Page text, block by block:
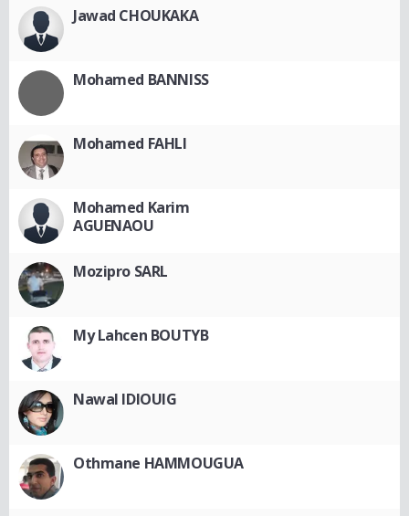
Jawad CHOUKAKA
Mohamed BANNISS
Mohamed FAHLI
Mohamed Karim
AGUENAOU
Mozipro SARL
My Lahcen BOUTYB
Nawal IDIOUIG
Othmane HAMMOUGUA